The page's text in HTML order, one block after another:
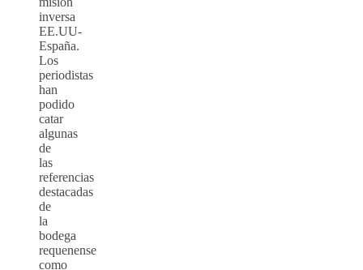
inversa
EE.UU-
España.
Los
periodistas
han
podido
catar
algunas
de
las
referencias
destacadas
de
la
bodega
requenense
como